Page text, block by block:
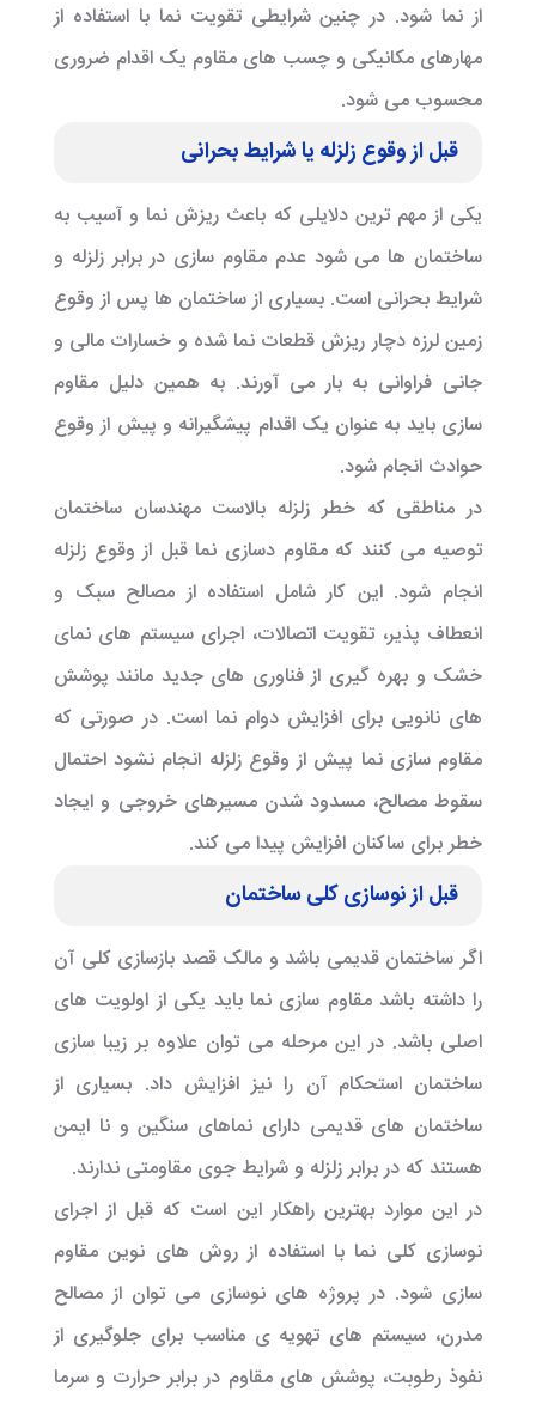
از نما شود. در چنین شرایطی تقویت نما با استفاده از
مهارهای مکانیکی و چسب های مقاوم یک اقدام ضروری
محسوب می شود.
قبل از وقوع زلزله یا شرایط بحرانی
یکی از مهم ترین دلایلی که باعث ریزش نما و آسیب به
ساختمان ها می شود عدم مقاوم سازی در برابر زلزله و
شرایط بحرانی است. بسیاری از ساختمان ها پس از وقوع
زمین لرزه دچار ریزش قطعات نما شده و خسارات مالی و
جانی فراوانی به بار می آورند. به همین دلیل مقاوم
سازی باید به عنوان یک اقدام پیشگیرانه و پیش از وقوع
حوادث انجام شود.
در مناطقی که خطر زلزله بالاست مهندسان ساختمان
توصیه می کنند که مقاوم دسازی نما قبل از وقوع زلزله
انجام شود. این کار شامل استفاده از مصالح سبک و
انعطاف پذیر، تقویت اتصالات، اجرای سیستم های نمای
خشک و بهره گیری از فناوری های جدید مانند پوشش
های نانویی برای افزایش دوام نما است. در صورتی که
مقاوم سازی نما پیش از وقوع زلزله انجام نشود احتمال
سقوط مصالح، مسدود شدن مسیرهای خروجی و ایجاد
خطر برای ساکنان افزایش پیدا می کند.
قبل از نوسازی کلی ساختمان
اگر ساختمان قدیمی باشد و مالک قصد بازسازی کلی آن
را داشته باشد مقاوم سازی نما باید یکی از اولویت های
اصلی باشد. در این مرحله می توان علاوه بر زیبا سازی
ساختمان استحکام آن را نیز افزایش داد. بسیاری از
ساختمان های قدیمی دارای نماهای سنگین و نا ایمن
هستند که در برابر زلزله و شرایط جوی مقاومتی ندارند.
در این موارد بهترین راهکار این است که قبل از اجرای
نوسازی کلی نما با استفاده از روش های نوین مقاوم
سازی شود. در پروژه های نوسازی می توان از مصالح
مدرن، سیستم های تهویه ی مناسب برای جلوگیری از
نفوذ رطوبت، پوشش های مقاوم در برابر حرارت و سرما